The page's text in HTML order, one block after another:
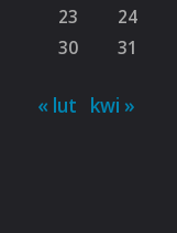
23
24
30
31
« lut kwi »